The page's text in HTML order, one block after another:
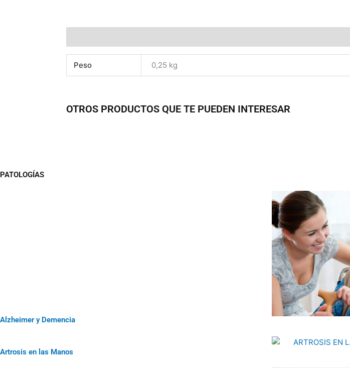
Peso 0,25 kg
OTROS PRODUCTOS QUE TE PUEDEN INTERESAR
PATOLOGÍAS
Alzheimer y Demencia
Artrosis en las Manos